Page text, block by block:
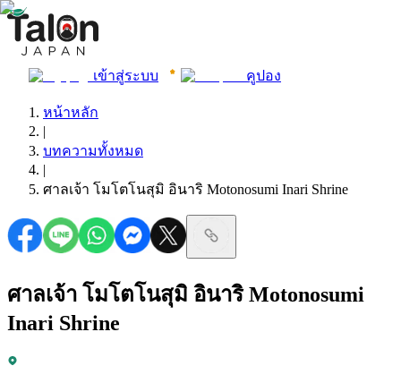
เข้าสู่ระบบ คูปอง
หน้าหลัก
|
บทความทั้งหมด
|
ศาลเจ้า โมโตโนสุมิ อินาริ Motonosumi Inari Shrine
ศาลเจ้า โมโตโนสุมิ อินาริ Motonosumi
Inari Shrine